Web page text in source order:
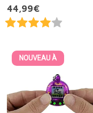
44,99€
NOUVEAU À